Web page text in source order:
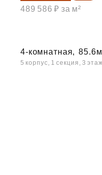
489 586 ₽ за м²
4-комнатная,
5 корпус, 1 секция, 3